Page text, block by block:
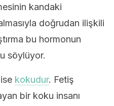
kandaki
doğrudan ilişkili
bu hormonun
söylüyor.
kokudur. Fetiş
bir koku insanı